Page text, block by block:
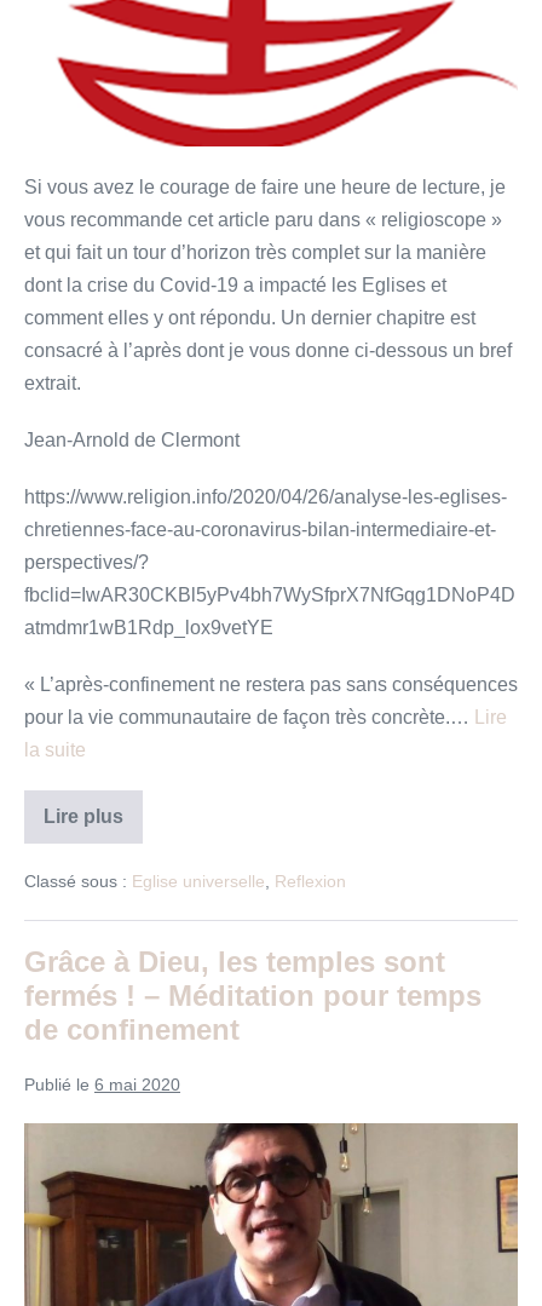
Si vous avez le courage de faire une heure de lecture, je
vous recommande cet article paru dans « religioscope »
et qui fait un tour d’horizon très complet sur la manière
dont la crise du Covid-19 a impacté les Eglises et
comment elles y ont répondu. Un dernier chapitre est
consacré à l’après dont je vous donne ci-dessous un bref
extrait.
Jean-Arnold de Clermont
https://www.religion.info/2020/04/26/analyse-les-eglises-
chretiennes-face-au-coronavirus-bilan-intermediaire-et-
perspectives/?
fbclid=IwAR30CKBl5yPv4bh7WySfprX7NfGqg1DNoP4D
atmdmr1wB1Rdp_lox9vetYE
« L’après-confinement ne restera pas sans conséquences
pour la vie communautaire de façon très concrète.…
Lire
la suite
Lire plusLes
face
au
Bilan
Classé sous : Eglise universelle, Reflexion
Grâce à Dieu, les temples sont
fermés ! – Méditation pour temps
de confinement
Publié le 6 mai 2020
Dieu,
les